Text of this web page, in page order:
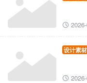

设计素材
